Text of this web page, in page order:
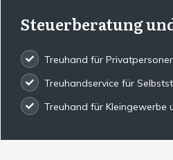
Steuerberatung
Treuhand für
Treuhandservice für
Treuhand für Kleingewerbe